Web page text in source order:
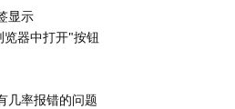
显示
器中打开"按钮
几率报错的问题